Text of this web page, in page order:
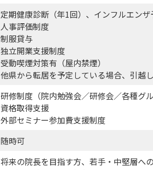
定期健康診断（年1回）、インフルエン
人事評価制度
制服貸与
独立開業支援制度
受動喫煙対策有（屋内禁煙）
他県から転居を予定している場合、引越
研修制度（院内勉強会／研修会／各種グル
資格取得支援
外部セミナー参加費支援制度
随時可
将来の院長を目指す方、若手・中堅層へ